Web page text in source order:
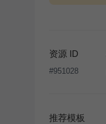
版权声明
条款
经投权许可任何
资源 ID
#951028
推荐模板